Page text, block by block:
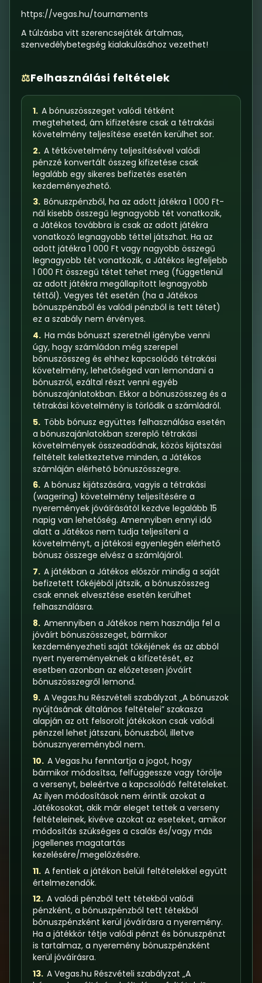
https://vegas.hu/tournaments
A túlzásba vitt szerencsejáték ártalmas,
szenvedélybetegség kialakulásához vezethet!
⚖️Felhasználási feltételek
1. A bónuszösszeget valódi tétként
megteheted, ám kifizetésre csak a tétrakási
követelmény teljesítése esetén kerülhet sor.
2. A tétkövetelmény teljesítésével valódi
pénzzé konvertált összeg kifizetése csak
legalább egy sikeres befizetés esetén
kezdeményezhető.
3. Bónuszpénzből, ha az adott játékra 1 000 Ft-
nál kisebb összegű legnagyobb tét vonatkozik,
a Játékos továbbra is csak az adott játékra
vonatkozó legnagyobb téttel játszhat. Ha az
adott játékra 1 000 Ft vagy nagyobb összegű
legnagyobb tét vonatkozik, a Játékos legfeljebb
1 000 Ft összegű tétet tehet meg (függetlenül
az adott játékra megállapított legnagyobb
téttől). Vegyes tét esetén (ha a Játékos
bónuszpénzből és valódi pénzből is tett tétet)
ez a szabály nem érvényes.
4. Ha más bónuszt szeretnél igénybe venni
úgy, hogy számládon még szerepel
bónuszösszeg és ehhez kapcsolódó tétrakási
követelmény, lehetőséged van lemondani a
bónuszról, ezáltal részt venni egyéb
bónuszajánlatokban. Ekkor a bónuszösszeg és a
tétrakási követelmény is törlődik a számládról.
5. Több bónusz együttes felhasználása esetén
a bónuszajánlatokban szereplő tétrakási
követelmények összeadódnak, közös kijátszási
feltételt keletkeztetve minden, a Játékos
számláján elérhető bónuszösszegre.
6. A bónusz kijátszására, vagyis a tétrakási
(wagering) követelmény teljesítésére a
nyeremények jóváírásától kezdve legalább 15
napig van lehetőség. Amennyiben ennyi idő
alatt a Játékos nem tudja teljesíteni a
követelményt, a játékosi egyenlegén elérhető
bónusz összege elvész a számlájáról.
7. A játékban a Játékos először mindig a saját
befizetett tőkéjéből játszik, a bónuszösszeg
csak ennek elvesztése esetén kerülhet
felhasználásra.
8. Amennyiben a Játékos nem használja fel a
jóváírt bónuszösszeget, bármikor
kezdeményezheti saját tőkéjének és az abból
nyert nyereményeknek a kifizetését, ez
esetben azonban az előzetesen jóváírt
bónuszösszegről lemond.
9. A Vegas.hu Részvételi szabályzat „A bónuszok
nyújtásának általános feltételei” szakasza
alapján az ott felsorolt játékokon csak valódi
pénzzel lehet játszani, bónuszból, illetve
bónusznyereményből nem.
10. A Vegas.hu fenntartja a jogot, hogy
bármikor módosítsa, felfüggessze vagy törölje
a versenyt, beleértve a kapcsolódó feltételeket.
Az ilyen módosítások nem érintik azokat a
Játékosokat, akik már eleget tettek a verseny
feltételeinek, kivéve azokat az eseteket, amikor
módosítás szükséges a csalás és/vagy más
jogellenes magatartás
kezelésére/megelőzésére.
11. A fentiek a játékon belüli feltételekkel együtt
értelmezendők.
12. A valódi pénzből tett tétekből valódi
pénzként, a bónuszpénzből tett tétekből
bónuszpénzként kerül jóváírásra a nyeremény.
Ha a játékkör tétje valódi pénzt és bónuszpénzt
is tartalmaz, a nyeremény bónuszpénzként
kerül jóváírásra.
13. A Vegas.hu Részvételi szabályzat „A